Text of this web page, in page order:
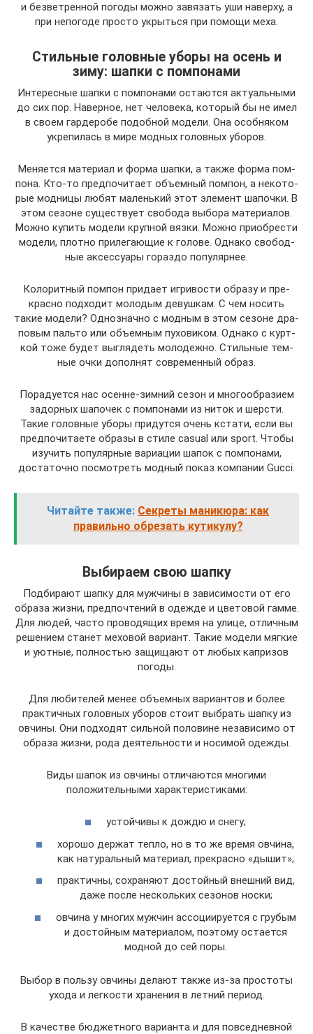
и безветренной погоды можно завязать уши наверху, а
при непогоде просто укрыться при помощи меха.
Стильные головные уборы на осень и
зиму: шапки с помпонами
Инте­рес­ные шап­ки с пом­по­на­ми оста­ют­ся акту­аль­ны­ми
до сих пор. Навер­ное, нет чело­ве­ка, кото­рый бы не имел
в сво­ем гар­де­робе подоб­ной моде­ли. Она особ­ня­ком
укре­пи­лась в мире мод­ных голов­ных уборов.
Меня­ет­ся мате­ри­ал и фор­ма шап­ки, а так­же фор­ма пом­
по­на. Кто-то пред­по­чи­та­ет объ­ем­ный пом­пон, а неко­то­
рые мод­ни­цы любят малень­кий этот эле­мент шапоч­ки. В
этом сезоне суще­ству­ет сво­бо­да выбо­ра мате­ри­а­лов.
Мож­но купить моде­ли круп­ной вяз­ки. Мож­но при­об­ре­сти
моде­ли, плот­но при­ле­га­ю­щие к голо­ве. Одна­ко сво­бод­
ные аксес­су­а­ры гораз­до популярнее.
Коло­рит­ный пом­пон при­да­ет игри­во­сти обра­зу и пре­
крас­но под­хо­дит моло­дым девуш­кам. С чем носить
такие моде­ли? Одно­знач­но с мод­ным в этом сезоне дра­
по­вым паль­то или объ­ем­ным пухо­ви­ком. Одна­ко с курт­
кой тоже будет выгля­деть моло­деж­но. Стиль­ные тем­
ные очки допол­нят совре­мен­ный образ.
Пора­ду­ет­ся нас осенне-зим­ний сезон и мно­го­об­ра­зи­ем
задор­ных шапо­чек с пом­по­на­ми из ниток и шер­сти.
Такие голов­ные убо­ры при­дут­ся очень кста­ти, если вы
пред­по­чи­та­е­те обра­зы в сти­ле casual или sport. Что­бы
изу­чить попу­ляр­ные вари­а­ции шапок с пом­по­на­ми,
доста­точ­но посмот­реть мод­ный показ ком­па­нии Gucci.
Читайте также: Секреты маникюра: как
правильно обрезать кутикулу?
Выбираем свою шапку
Подбирают шапку для мужчины в зависимости от его
образа жизни, предпочтений в одежде и цветовой гамме.
Для людей, часто проводящих время на улице, отличным
решением станет меховой вариант. Такие модели мягкие
и уютные, полностью защищают от любых капризов
погоды.
Для любителей менее объемных вариантов и более
практичных головных уборов стоит выбрать шапку из
овчины. Они подходят сильной половине независимо от
образа жизни, рода деятельности и носимой одежды.
Виды шапок из овчины отличаются многими
положительными характеристиками:
устойчивы к дождю и снегу;
хорошо держат тепло, но в то же время овчина,
как натуральный материал, прекрасно «дышит»;
практичны, сохраняют достойный внешний вид,
даже после нескольких сезонов носки;
овчина у многих мужчин ассоциируется с грубым
и достойным материалом, поэтому остается
модной до сей поры.
Выбор в пользу овчины делают также из-за простоты
ухода и легкости хранения в летний период.
В качестве бюджетного варианта и для повседневной